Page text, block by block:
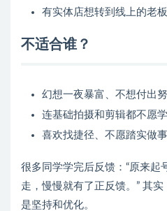
有实体店想转到线上的老板
不适合谁？
幻想一夜暴富、不想付出努
连基础拍摄和剪辑都不愿学
喜欢找捷径、不愿踏实做事
很多同学学完后反馈：“原来起
走，慢慢就有了正反馈。” 其
是坚持和优化。